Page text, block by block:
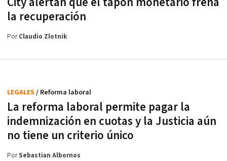
la recuperación
PorClaudio Zlotnik
La reforma laboral permite pagar la
indemnización en cuotas y la Justicia aún
no tiene un criterio único
LEGALES / Reforma laboral
PorSebastian Albornos